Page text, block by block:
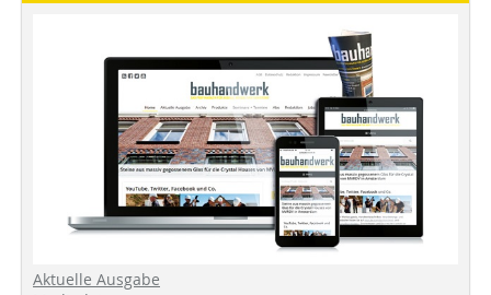
Aktuelle Ausgabe